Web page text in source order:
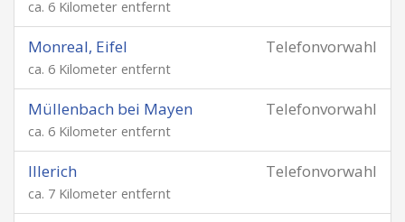
ca. 6 Kilometer entfernt
Telefonvorwahl
Monreal, Eifel
ca. 6 Kilometer entfernt
Telefonvorwahl
Müllenbach bei Mayen
ca. 6 Kilometer entfernt
Telefonvorwahl
Illerich
ca. 7 Kilometer entfernt